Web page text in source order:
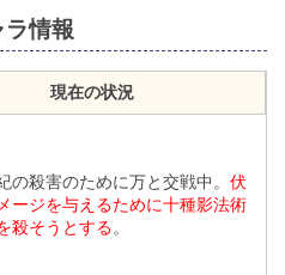
ラ情報
現在の状況
の殺害のために万と交戦中。 伏
ージを与えるために十種影法術
殺そうとする。